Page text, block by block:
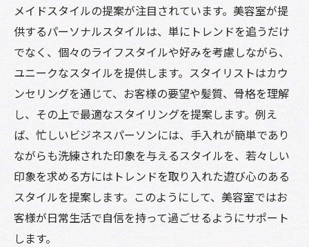
メイドスタイルの提案が注目されています。美容室が提
供するパーソナルスタイルは、単にトレンドを追うだけ
でなく、個々のライフスタイルや好みを考慮しながら、
ユニークなスタイルを提供します。スタイリストはカウ
ンセリングを通じて、お客様の要望や髪質、骨格を理解
し、その上で最適なスタイリングを提案します。例え
ば、忙しいビジネスパーソンには、手入れが簡単であり
ながらも洗練された印象を与えるスタイルを、若々しい
印象を求める方にはトレンドを取り入れた遊び心のある
スタイルを提案します。このようにして、美容室ではお
客様が日常生活で自信を持って過ごせるようにサポート
します。